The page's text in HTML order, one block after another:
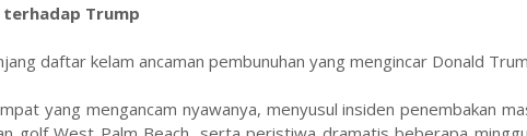
terhadap Trump
daftar kelam ancaman pembunuhan yang mengincar Donald
yang mengancam nyawanya, menyusul insiden penembakan